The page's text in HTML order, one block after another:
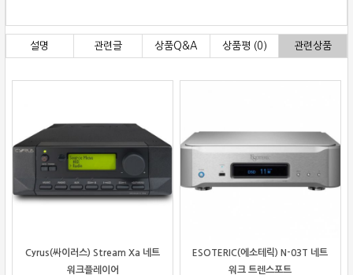
설명 관련글 상품Q&A 상품평 (0) 관련상품
Cyrus(싸이러스) Stream Xa 네트
워크플레이어
ESOTERIC(에소테릭) N-03T 네트
워크 트렌스포트